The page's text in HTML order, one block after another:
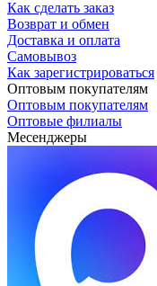
Как сделать заказ
Возврат и обмен
Доставка и оплата
Самовывоз
Как зарегистрироваться
Оптовым покупателям
Оптовым покупателям
Оптовые филиалы
Месенджеры